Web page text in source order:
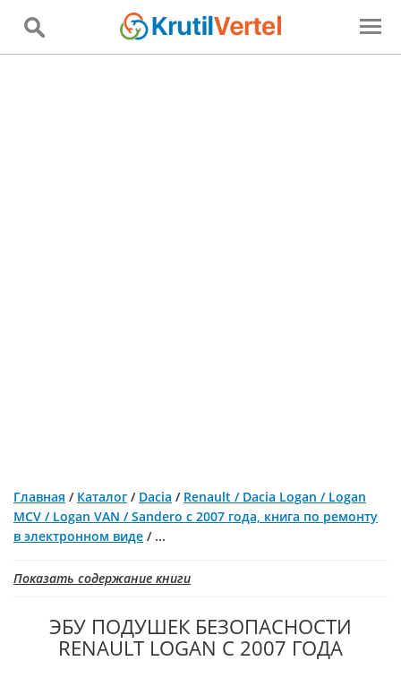
Главная / Каталог / Dacia / Renault / Dacia Logan / Logan
MCV / Logan VAN / Sandero с 2007 года, книга по ремонту
в электронном виде / ...
Показать содержание книги
ЭБУ ПОДУШЕК БЕЗОПАСНОСТИ
RENAULT LOGAN С 2007 ГОДА